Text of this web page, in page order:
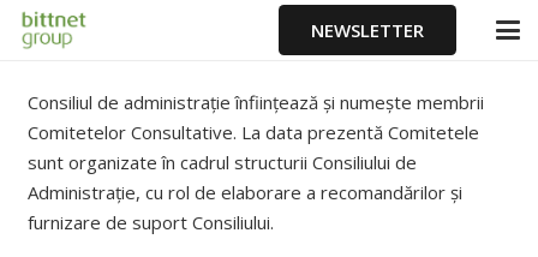
NEWSLETTER
Consiliul de administrație înființează și numește membrii
Comitetelor Consultative. La data prezentă Comitetele
sunt organizate în cadrul structurii Consiliului de
Administrație, cu rol de elaborare a recomandărilor și
furnizare de suport Consiliului.